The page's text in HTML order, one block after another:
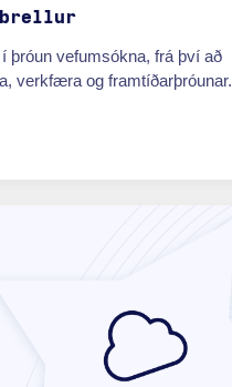
brellur
þróun vefumsókna, frá því að
verkfæra og framtíðarþróunar.